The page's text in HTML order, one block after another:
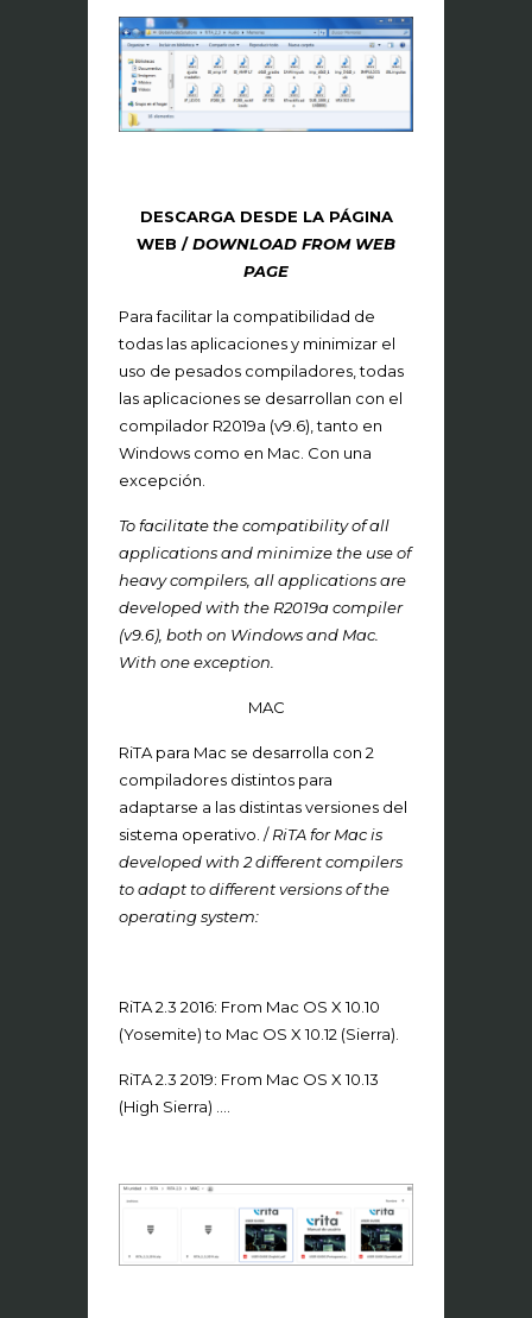
DESCARGA DESDE LA PÁGINA
WEB /DOWNLOAD FROM WEB
PAGE
Para facilitar la compatibilidad de
todas las aplicaciones y minimizar el
uso de pesados compiladores, todas
las aplicaciones se desarrollan con el
compilador R2019a (v9.6), tanto en
Windows como en Mac. Con una
excepción.
To facilitate the compatibility of all
applications and minimize the use of
heavy compilers, all applications are
developed with the R2019a compiler
(v9.6), both on Windows and Mac.
With one exception.
MAC
RiTA para Mac se desarrolla con 2
compiladores distintos para
adaptarse a las distintas versiones del
sistema operativo. /RiTA for Mac is
developed with 2 different compilers
to adapt to different versions of the
operating system:
RiTA 2.3 2016: From Mac OS X 10.10
(Yosemite) to Mac OS X 10.12 (Sierra).
RiTA 2.3 2019: From Mac OS X 10.13
(High Sierra) ….